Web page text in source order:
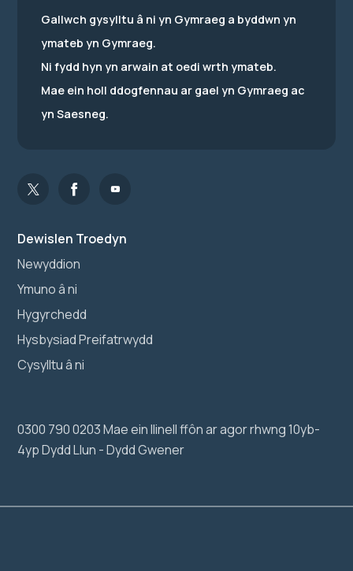
Dewislen Troedyn
Newyddion
Ymuno â ni
Hygyrchedd
Hysbysiad Preifatrwydd
Cysylltu â ni
0300 790 0203 Mae ein llinell ffôn ar agor rhwng 10yb-
4yp Dydd Llun - Dydd Gwener
Gallwch gysylltu â ni yn Gymraeg a byddwn yn
ymateb yn Gymraeg.
Ni fydd hyn yn arwain at oedi wrth ymateb.
Mae ein holl ddogfennau ar gael yn Gymraeg ac
yn Saesneg.